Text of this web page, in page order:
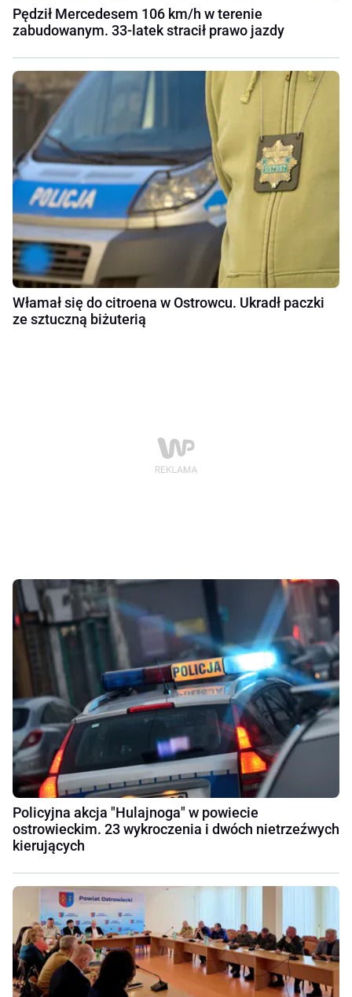
Pędził Mercedesem 106 km/h w terenie
zabudowanym. 33-latek stracił prawo jazdy
Włamał się do citroena w Ostrowcu. Ukradł paczki
ze sztuczną biżuterią
Policyjna akcja "Hulajnoga" w powiecie
ostrowieckim. 23 wykroczenia i dwóch nietrzeźwych
kierujących